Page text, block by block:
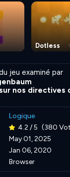
Dotless
jeu examiné par
nos directives
Logique
4.2 / 5 (380
May 01, 2025
Jan 06, 2020
Browser